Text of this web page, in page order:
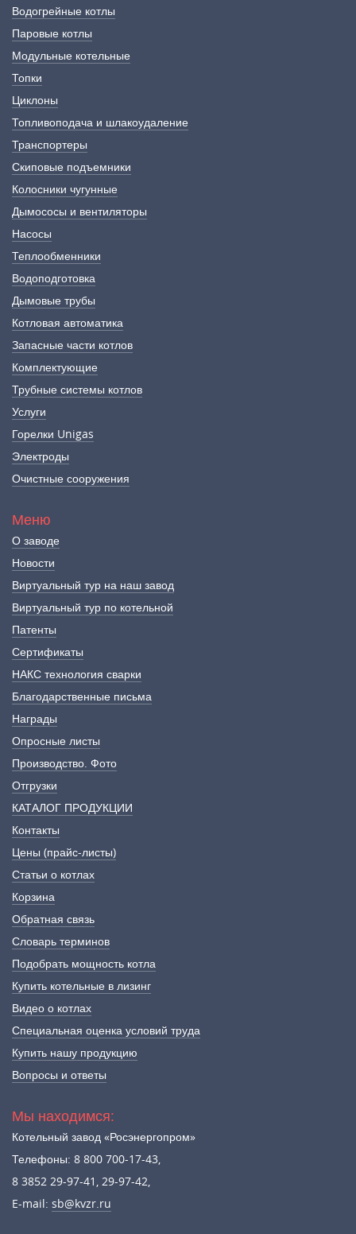
Водогрейные котлы
Паровые котлы
Модульные котельные
Топки
Циклоны
Топливоподача и шлакоудаление
Транспортеры
Скиповые подъемники
Колосники чугунные
Дымососы и вентиляторы
Насосы
Теплообменники
Водоподготовка
Дымовые трубы
Котловая автоматика
Запасные части котлов
Комплектующие
Трубные системы котлов
Услуги
Горелки Unigas
Электроды
Очистные сооружения
Меню
О заводе
Новости
Виртуальный тур на наш завод
Виртуальный тур по котельной
Патенты
Сертификаты
НАКС технология сварки
Благодарственные письма
Награды
Опросные листы
Производство. Фото
Отгрузки
КАТАЛОГ ПРОДУКЦИИ
Контакты
Цены (прайс-листы)
Статьи о котлах
Корзина
Обратная связь
Словарь терминов
Подобрать мощность котла
Купить котельные в лизинг
Видео о котлах
Специальная оценка условий труда
Купить нашу продукцию
Вопросы и ответы
Мы находимся:
Котельный завод «Росэнергопром»
Телефоны: 8 800 700-17-43,
8 3852 29-97-41, 29-97-42,
E-mail: sb@kvzr.ru